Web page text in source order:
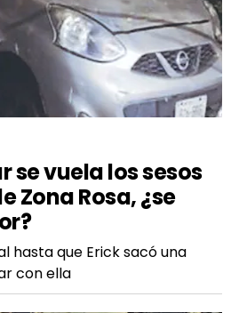
se vuela los sesos
Zona Rosa, ¿se
hasta que Erick sacó una
con ella